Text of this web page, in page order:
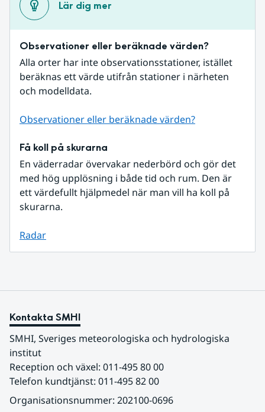
Lär dig mer
Observationer eller beräknade värden?
Alla orter har inte observationsstationer, istället
beräknas ett värde utifrån stationer i närheten
och modelldata.
Observationer eller beräknade värden?
Få koll på skurarna
En väderradar övervakar nederbörd och gör det
med hög upplösning i både tid och rum. Den är
ett värdefullt hjälpmedel när man vill ha koll på
skurarna.
Radar
Kontakta SMHI
SMHI, Sveriges meteorologiska och hydrologiska
institut
Reception och växel: 011-495 80 00
Telefon kundtjänst: 011-495 82 00
Organisationsnummer: 202100-0696